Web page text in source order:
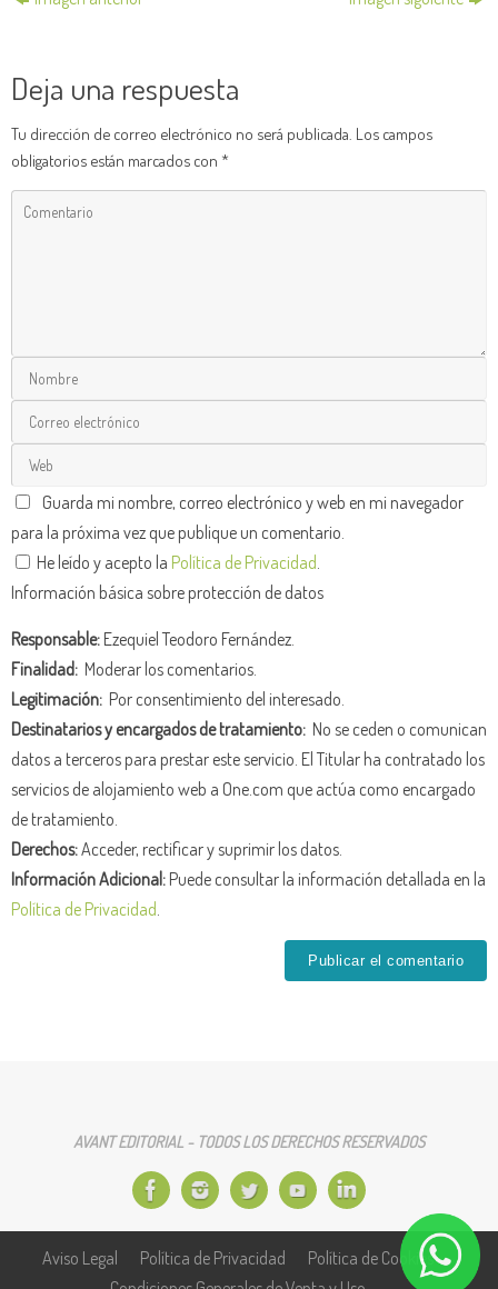
Deja una respuesta
Tu dirección de correo electrónico no será publicada. Los campos
obligatorios están marcados con *
Guarda mi nombre, correo electrónico y web en mi navegador
para la próxima vez que publique un comentario.
He leído y acepto la Política de Privacidad
Información básica sobre protección de datos
Responsable:Ezequiel Teodoro Fernández.
Finalidad: Moderar los comentarios.
Legitimación: Por consentimiento del interesado.
Destinatarios y encargados de tratamiento: No se ceden o comunican
datos a terceros para prestar este servicio. El Titular ha contratado los
servicios de alojamiento web a One.com que actúa como encargado
de tratamiento.
Derechos:Acceder, rectificar y suprimir los datos.
Información Adicional:Puede consultar la información detallada en la
Política de Privacidad
AVANT EDITORIAL - TODOS LOS DERECHOS RESERVADOS
Aviso Legal Política de Privacidad
Política de Cookies